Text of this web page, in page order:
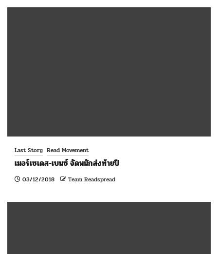
Last Story Read Movement
เมอร์เซเดส-เบนซ์ จัดหนักส่งท้ายปี
03/12/2018 Team Readspread